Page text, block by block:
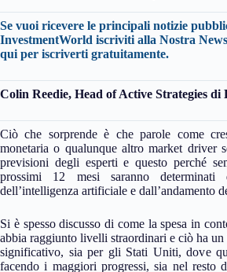
Se vuoi ricevere le principali notizie
InvestmentWorld iscriviti alla Nostra
qui per iscriverti gratuitamente.
Colin Reedie, Head of Active Strategies
Ciò che sorprende è che parole come
monetaria o qualunque altro market driver
previsioni degli esperti e questo perché
prossimi 12 mesi saranno determinati
dell’intelligenza artificiale e dall’andamento
Si è spesso discusso di come la spesa in
abbia raggiunto livelli straordinari e ciò ha
significativo, sia per gli Stati Uniti, dove
facendo i maggiori progressi, sia nel resto